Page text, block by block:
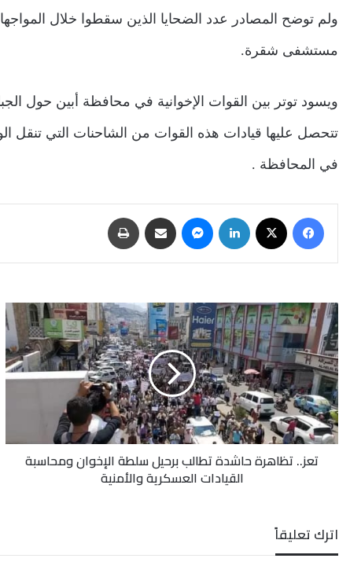
ولم توضح المصادر عدد الضحايا الذين سقطوا خلال
مستشفى شقرة.
ويسود توتر بين القوات الإخوانية في محافظة أبين حول
تتحصل عليها قيادات هذه القوات من الشاحنات التي تنقل
في المحافظة .
فيسبوك لينكدإن ماسنجر مشاركة عبر البريد
تعز..
تظاهرة
حاشدة
تطالب
برحيل
سلطة
الإخوان
ومحاسبة
القيادات
العسكريةتعز.. تظاهرة حاشدة تطالب برحيل سلطة الإخوان ومحاسبة
القيادات العسكرية والأمنية
اترك تعليقاً